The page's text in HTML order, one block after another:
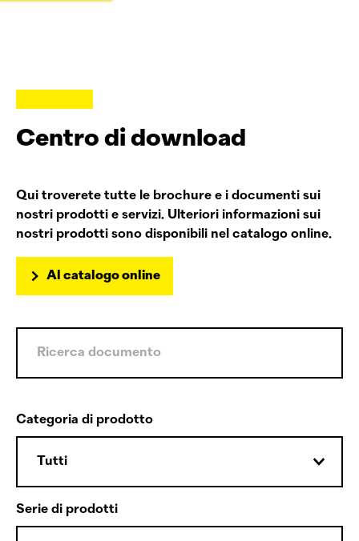
Centro di download
Qui troverete tutte le brochure e i documenti sui
nostri prodotti e servizi. Ulteriori informazioni sui
nostri prodotti sono disponibili nel catalogo online.
Al catalogo online
Categoria di prodotto
Serie di prodotti